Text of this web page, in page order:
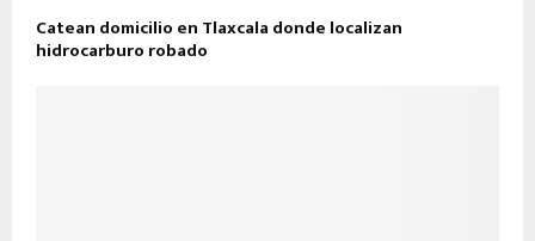
Catean domicilio en Tlaxcala donde localizan
hidrocarburo robado